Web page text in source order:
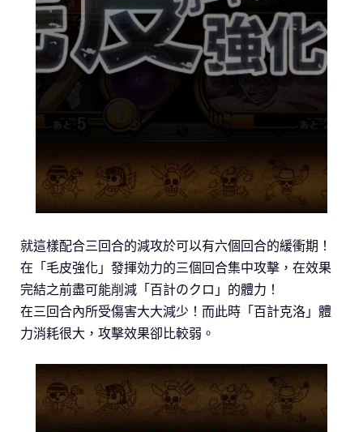
就這樣配合三回合的減攻於可以有六個回合的緩衝期！
在「毛皮強化」發揮効力的三個回合集中攻擊，在效果
完結之前盡可能削減「百計のクロ」的體力！
在三回合內所受傷害大大減少！而此時「百計克洛」體
力消耗很大，攻擊效果卻比較弱。